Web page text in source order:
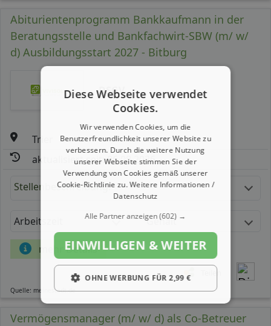
Abiturientenprogramm Bankkaufmann in der
Beratungsstelle und Bankfachwirt-SBW (m/ w/
d) Ausbildungsstart 2027 - Bitburg
DSGV
Trier
aktualisiert seit: 06.08.2026
Stellenbeschreibung:
Arbeitszeit Gehalt
mehr Details
Quelle: meinestadt.de
Vermögensmanager (m/ w/ d) als Co-Betreuer
Diese Webseite verwendet
Cookies.
Wir verwenden Cookies, um die
Benutzerfreundlichkeit unserer Website zu
verbessern. Durch die weitere Nutzung
unserer Webseite stimmen Sie der
Verwendung von Cookies gemäß unserer
Cookie-Richtlinie zu.Weitere Informationen /
Datenschutz
Alle Partner anzeigen(602) →
EINWILLIGEN & WEITER
OHNE WERBUNG FÜR 2,99 €